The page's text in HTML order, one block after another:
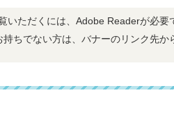
いただくには、Adobe Readerが必要
ちでない方は、バナーのリンク先か